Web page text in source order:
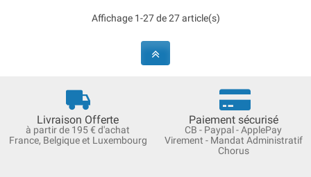
Affichage 1-27 de 27 article(s)
Livraison Offerte
à partir de 195 € d'achat
France, Belgique et Luxembourg
Paiement sécurisé
CB - Paypal - ApplePay
Virement - Mandat Administratif
Chorus